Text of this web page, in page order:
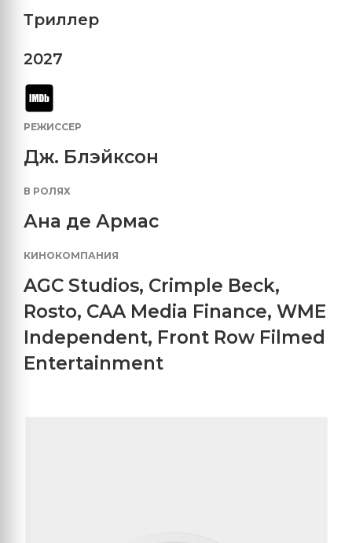
Триллер
2027
РЕЖИССЕР
Дж. Блэйксон
В РОЛЯХ
Ана де Армас
КИНОКОМПАНИЯ
AGC Studios, Crimple Beck,
Rosto, CAA Media Finance, WME
Independent, Front Row Filmed
Entertainment